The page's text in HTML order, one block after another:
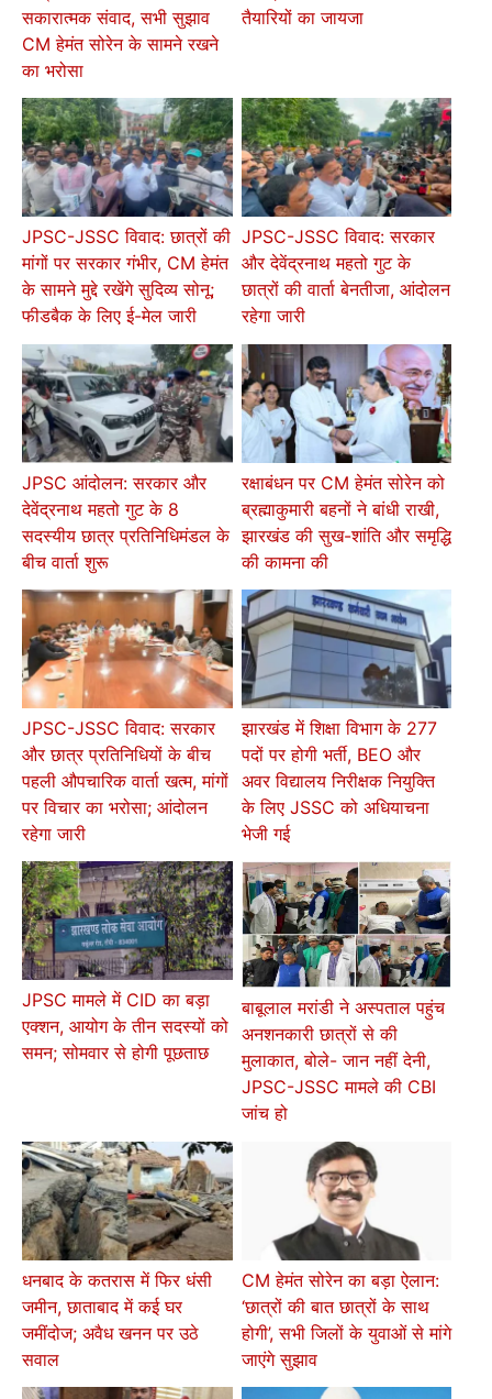
सकारात्मक संवाद, सभी सुझाव
CM हेमंत सोरेन के सामने रखने
का भरोसा
तैयारियों का जायजा
JPSC-JSSC विवाद: छात्रों की
मांगों पर सरकार गंभीर, CM हेमंत
के सामने मुद्दे रखेंगे सुदिव्य सोनू;
फीडबैक के लिए ई-मेल जारी
JPSC-JSSC विवाद: सरकार
और देवेंद्रनाथ महतो गुट के
छात्रों की वार्ता बेनतीजा, आंदोलन
रहेगा जारी
JPSC आंदोलन: सरकार और
देवेंद्रनाथ महतो गुट के 8
सदस्यीय छात्र प्रतिनिधिमंडल के
बीच वार्ता शुरू
रक्षाबंधन पर CM हेमंत सोरेन को
ब्रह्माकुमारी बहनों ने बांधी राखी,
झारखंड की सुख-शांति और समृद्धि
की कामना की
JPSC-JSSC विवाद: सरकार
और छात्र प्रतिनिधियों के बीच
पहली औपचारिक वार्ता खत्म, मांगों
पर विचार का भरोसा; आंदोलन
रहेगा जारी
झारखंड में शिक्षा विभाग के 277
पदों पर होगी भर्ती, BEO और
अवर विद्यालय निरीक्षक नियुक्ति
के लिए JSSC को अधियाचना
भेजी गई
JPSC मामले में CID का बड़ा
एक्शन, आयोग के तीन सदस्यों को
समन; सोमवार से होगी पूछताछ
बाबूलाल मरांडी ने अस्पताल पहुंच
अनशनकारी छात्रों से की
मुलाकात, बोले- जान नहीं देनी,
JPSC-JSSC मामले की CBI
जांच हो
धनबाद के कतरास में फिर धंसी
जमीन, छाताबाद में कई घर
जमींदोज; अवैध खनन पर उठे
सवाल
CM हेमंत सोरेन का बड़ा ऐलान:
‘छात्रों की बात छात्रों के साथ
होगी’, सभी जिलों के युवाओं से मांगे
जाएंगे सुझाव